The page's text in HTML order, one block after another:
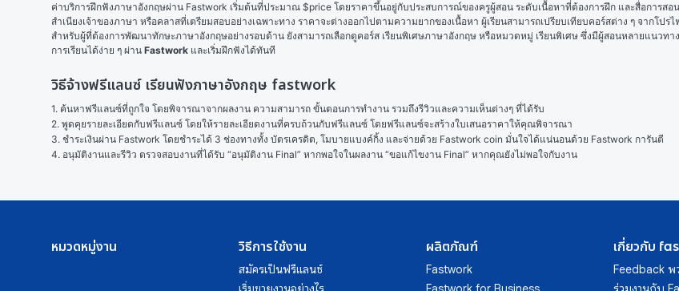
ค่าบริการฝึกฟังภาษาอังกฤษผ่าน Fastwork เริ่มต้นที่ประมาณ $price โดยราคาขึ้นอยู่กับประสบการณ์ของครูผู้สอน ระดับเนื้อหาที่ต้องการฝึก และสื่อการส
สำเนียงเจ้าของภาษา หรือคลาสที่เตรียมสอบอย่างเฉพาะทาง ราคาจะต่างออกไปตามความยากของเนื้อหา ผู้เรียนสามารถเปรียบเทียบคอร์สต่าง ๆ จากโปร
สำหรับผู้ที่ต้องการพัฒนาทักษะภาษาอังกฤษอย่างรอบด้าน ยังสามารถเลือกดูคอร์ส เรียนพิเศษภาษาอังกฤษ หรือหมวดหมู่ เรียนพิเศษ ซึ่งมีผู้สอนหลายแนวทา
การเรียนได้ง่าย ๆ ผ่าน Fastwork และเริ่มฝึกฟังได้ทันที
วิธีจ้างฟรีแลนซ์ เรียนฟังภาษาอังกฤษ fastwork
1. ค้นหาฟรีแลนซ์ที่ถูกใจ โดยพิจารณาจากผลงาน ความสามารถ ขั้นตอนการทำงาน รวมถึงรีวิวและความเห็นต่างๆ ที่ได้รับ
2. พูดคุยรายละเอียดกับฟรีแลนซ์ โดยให้รายละเอียดงานที่ครบถ้วนกับฟรีแลนซ์ โดยฟรีแลนซ์จะสร้างใบเสนอราคาให้คุณพิจารณา
3. ชำระเงินผ่าน Fastwork โดยชำระได้ 3 ช่องทางทั้ง บัตรเครดิต, โมบายแบงค์กิ้ง และจ่ายด้วย Fastwork coin มั่นใจได้แน่นอนด้วย Fastwork การันตี
4. อนุมัติงานและรีวิว ตรวจสอบงานที่ได้รับ “อนุมัติงาน Final” หากพอใจในผลงาน “ขอแก้ไขงาน Final” หากคุณยังไม่พอใจกับงาน
หมวดหมู่งาน วิธีการใช้งาน
สมัครเป็นฟรีแลนซ์
ผลิตภัณฑ์
Fastwork
เกี่ยวกับ
Feedback พ